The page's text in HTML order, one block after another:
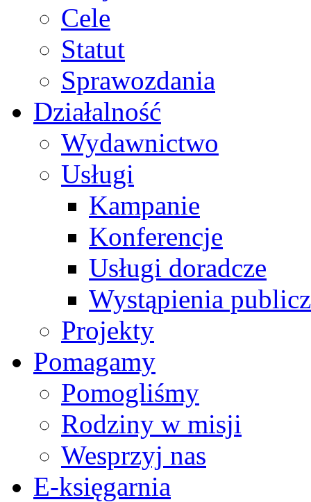
Cele
Statut
Sprawozdania
Działalność
Wydawnictwo
Usługi
Kampanie
Konferencje
Usługi doradcze
Wystąpienia
Projekty
Pomagamy
Pomogliśmy
Rodziny w misji
Wesprzyj nas
E-księgarnia